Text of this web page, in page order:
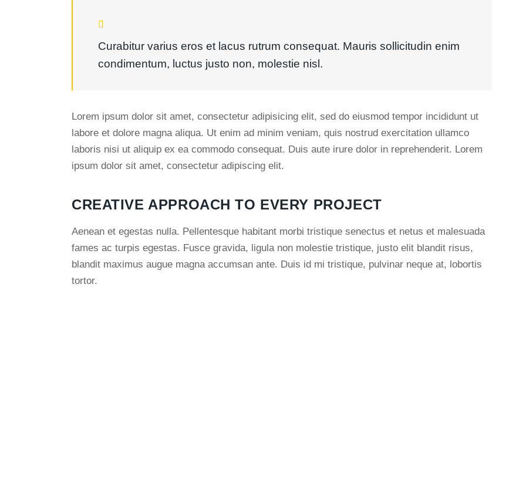
Curabitur varius eros et lacus rutrum consequat. Mauris sollicitudin enim
condimentum, luctus justo non, molestie nisl.
Lorem ipsum dolor sit amet, consectetur adipisicing elit, sed do eiusmod tempor incididunt ut
labore et dolore magna aliqua. Ut enim ad minim veniam, quis nostrud exercitation ullamco
laboris nisi ut aliquip ex ea commodo consequat. Duis aute irure dolor in reprehenderit. Lorem
ipsum dolor sit amet, consectetur adipiscing elit.
CREATIVE APPROACH TO EVERY PROJECT
Aenean et egestas nulla. Pellentesque habitant morbi tristique senectus et netus et malesuada
fames ac turpis egestas. Fusce gravida, ligula non molestie tristique, justo elit blandit risus,
blandit maximus augue magna accumsan ante. Duis id mi tristique, pulvinar neque at, lobortis
tortor.